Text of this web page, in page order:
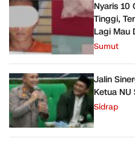
Nyaris 10
Tinggi,
Lagi Mau
Sumut
Jalin
Ketua NU
Sidrap